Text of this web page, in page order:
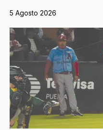
5 Agosto 2026